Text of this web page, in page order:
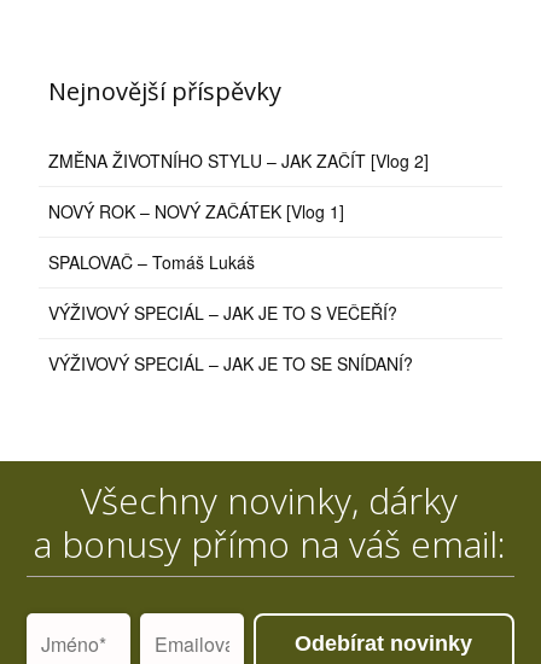
Nejnovější příspěvky
ZMĚNA ŽIVOTNÍHO STYLU – JAK ZAČÍT [Vlog 2]
NOVÝ ROK – NOVÝ ZAČÁTEK [Vlog 1]
SPALOVAČ – Tomáš Lukáš
VÝŽIVOVÝ SPECIÁL – JAK JE TO S VEČEŘÍ?
VÝŽIVOVÝ SPECIÁL – JAK JE TO SE SNÍDANÍ?
Všechny novinky, dárky
a bonusy přímo na váš email:
Odebírat novinky